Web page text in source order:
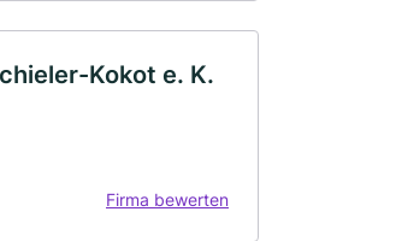
Kokot e. K.
Firma bewerten